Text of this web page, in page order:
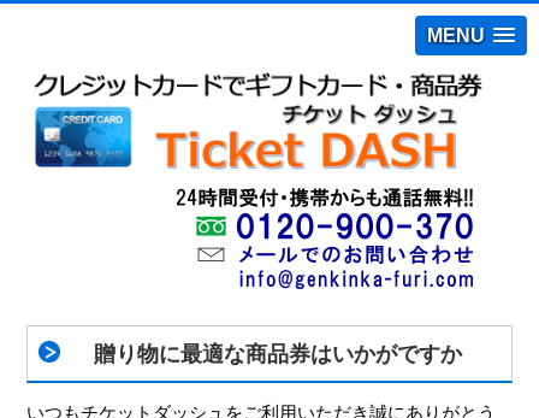
MENU
贈り物に最適な商品券はいかがですか
いつもチケットダッシュをご利用いただき誠にありがとう